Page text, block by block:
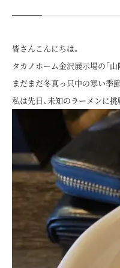
皆さんこんにちは。
タカノホーム金沢展示場の「
まだまだ冬真っ只中の寒い季
私は先日、未知のラーメンに挑